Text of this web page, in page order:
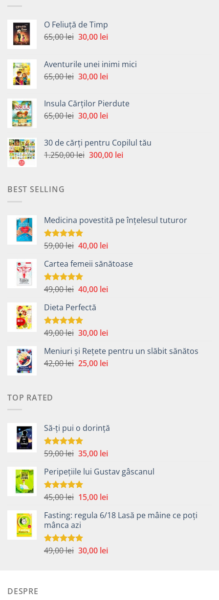
O Feliuță de Timp
65,00lei Prețul
fost:
65,00 lei.
30,00 leiPrețul
30,00 lei.
Aventurile unei inimi mici
65,00lei Prețul
fost:
65,00 lei.
30,00 leiPrețul
30,00 lei.
Insula Cărților Pierdute
65,00lei Prețul
fost:
65,00 lei.
30,00 leiPrețul
30,00 lei.
30 de cărți pentru Copilul tău
1.250,00lei Prețul
300,00 leiPrețul
BEST SELLING
Medicina povestită pe înțelesul tuturor
Evaluat la
59,00lei Prețul
a
fost:
59,00 lei.
40,00 leiPrețul
este:
Cartea femeii sănătoase
Evaluat la
49,00lei Prețul
a
fost:
49,00 lei.
40,00 leiPrețul
Dieta Perfectă
Evaluat la
49,00lei Prețul
a
fost:
30,00 leiPrețul
este:
30,00 lei.
Meniuri și Rețete pentru un slăbit sănătos
42,00lei Prețul
25,00 leiPrețul
TOP RATED
Să-ți pui o dorință
Evaluat la
59,00lei Prețul
a
fost:
59,00 lei.
35,00 leiPrețul
este:
Peripețiile lui Gustav gâscanul
Evaluat la
45,00lei Prețul
a
fost:
45,00 lei.
15,00 leiPrețul
este:
Fasting: regula 6/18 Lasă pe mâine ce poți
mânca azi
Evaluat la
49,00lei Prețul
30,00 leiPrețul
DESPRE